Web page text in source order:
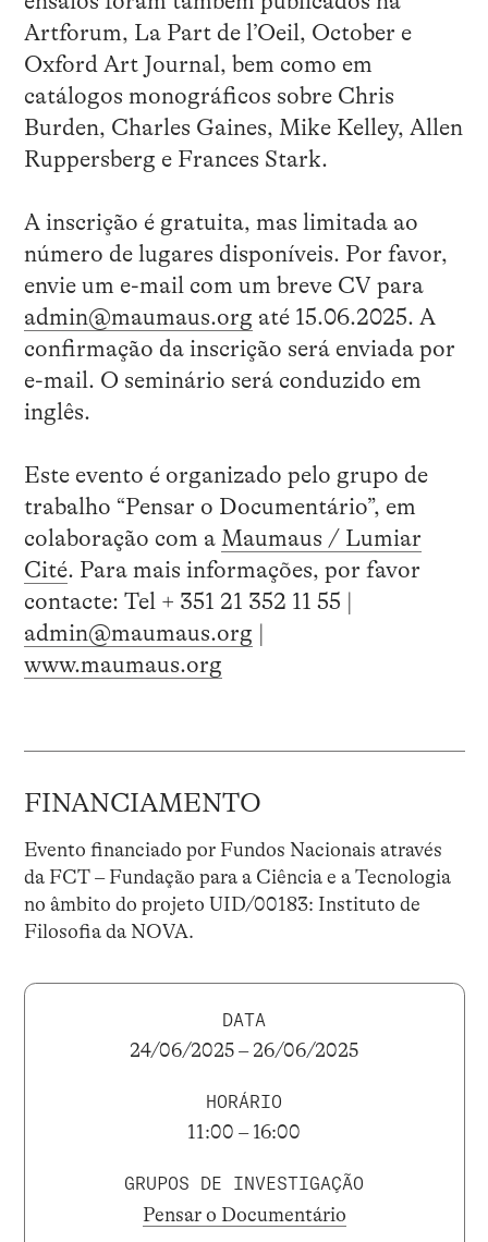
Artforum, La Part de l’Oeil, October e
Oxford Art Journal, bem como em
catálogos monográficos sobre Chris
Burden, Charles Gaines, Mike Kelley, Allen
Ruppersberg e Frances Stark.
A inscrição é gratuita, mas limitada ao
número de lugares disponíveis. Por favor,
envie um e-mail com um breve CV para
admin@maumaus.org até 15.06.2025. A
confirmação da inscrição será enviada por
e-mail. O seminário será conduzido em
inglês.
Este evento é organizado pelo grupo de
trabalho “Pensar o Documentário”, em
colaboração com a Maumaus / Lumiar
Cité. Para mais informações, por favor
contacte: Tel + 351 21 352 11 55 |
admin@maumaus.org |
www.maumaus.org
FINANCIAMENTO
Evento financiado por Fundos Nacionais através
da FCT – Fundação para a Ciência e a Tecnologia
no âmbito do projeto UID/00183: Instituto de
Filosofia da NOVA.
DATA
24/06/2025 – 26/06/2025
HORÁRIO
11:00 – 16:00
GRUPOS DE INVESTIGAÇÃO
Pensar o Documentário